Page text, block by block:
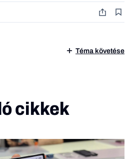
Téma követése
cikkek